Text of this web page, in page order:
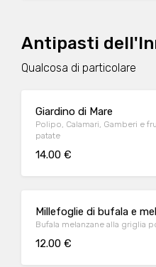
Antipasti
Qualcosa di particolare
Giardino di Mare
Polipo, Calamari, Gamberi e
patate
14.00 €
Millefoglie di bufala e
Bufala melanzane alla griglia
12.00 €